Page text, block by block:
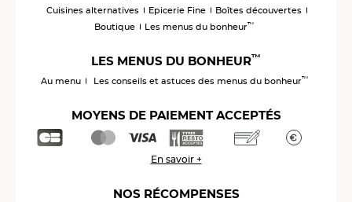
Cuisines alternatives
Epicerie Fine
Boîtes découvertes
Boutique
Les menus du bonheur™
LES MENUS DU BONHEUR™
Au menu Les conseils et astuces des menus du bonheur™
MOYENS DE PAIEMENT ACCEPTÉS
En savoir +
NOS RÉCOMPENSES